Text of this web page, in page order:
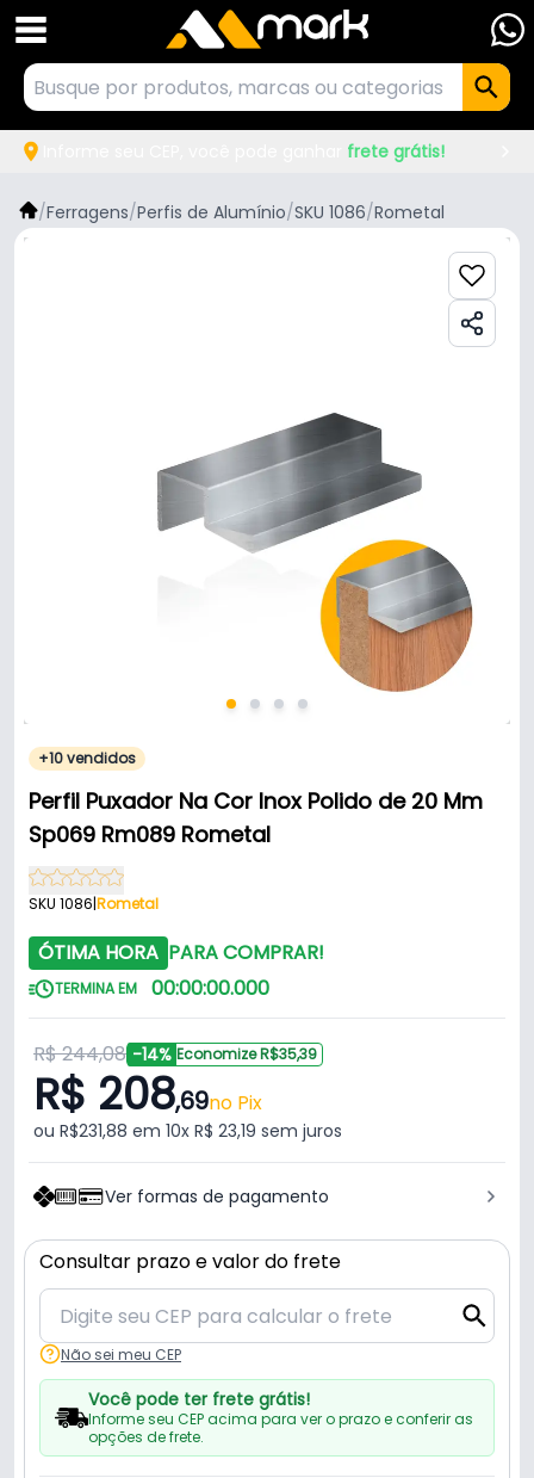
frete grátis!
/Ferragens/Perfis de Alumínio/SKU 1086/Rometal
+10 vendidos
Perfil Puxador Na Cor Inox Polido de 20 Mm
Sp069 Rm089 Rometal
SKU 1086|Rometal
ÓTIMA HORA PARA COMPRAR!
TERMINA EM 00:00:00.000
R$ 244,08 -14% Economize R$35,39
R$ 208,69no Pix
ou R$231,88 em 10x R$ 23,19 sem juros
Ver formas de pagamento
Consultar prazo e valor do frete
Não sei meu CEP
Você pode ter frete grátis!
Informe seu CEP acima para ver o prazo e conferir as
opções de frete.